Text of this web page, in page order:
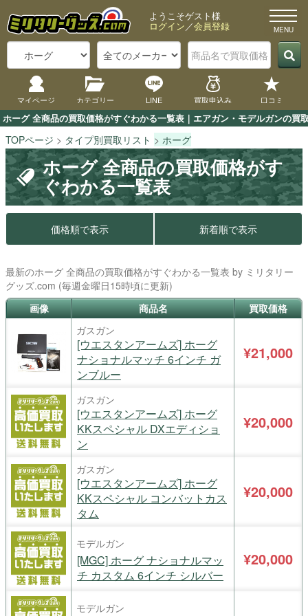
ホーグ 全商品の買取価格がすぐわかる一覧表｜エアガン・モデルガンの買
ようこそゲスト様
ログイン／会員登録
マイページ カテゴリー LINE 買取申込み 口コミ
TOPページ タイプ別買取リスト ホーグ
ホーグ 全商品の買取価格がす
ぐわかる一覧表
価格順で表示 新着順で表示
最新のホーグ 全商品の買取価格がすぐわかる一覧表 by ミリタリー
グッズ.com (毎週金曜日15時頃に更新)
画像
商品名
買取価格
ガスガン
[ウエスタンアームズ] ホーグ
ナショナルマッチ 6インチ ガ
ンブルー
¥21,000
ガスガン
[ウエスタンアームズ] ホーグ
KKスペシャル DXエディショ
ン
¥20,000
ガスガン
[ウエスタンアームズ] ホーグ
KKスペシャル コンバットカス
タム
¥20,000
モデルガン
[MGC] ホーグ ナショナルマッ
チ カスタム 6インチ シルバー
¥20,000
モデルガン